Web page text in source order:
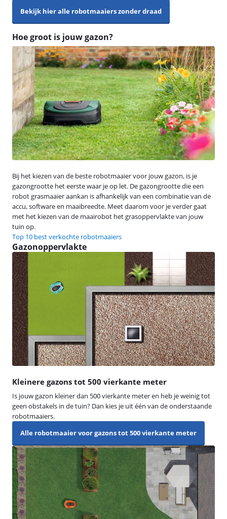
Bekijk hier alle robotmaaiers zonder draad
Hoe groot is jouw gazon?
Bij het kiezen van de beste robotmaaier voor jouw gazon, is je
gazongrootte het eerste waar je op let. De gazongrootte die een
robot grasmaaier aankan is afhankelijk van een combinatie van de
accu, software en maaibreedte. Meet daarom voor je verder gaat
met het kiezen van de maairobot het grasoppervlakte van jouw
tuin op.
Top 10 best verkochte robotmaaiers
Gazonoppervlakte
Kleinere gazons tot 500 vierkante meter
Is jouw gazon kleiner dan 500 vierkante meter en heb je weinig tot
geen obstakels in de tuin? Dan kies je uit één van de onderstaande
robotmaaiers.
Alle robotmaaier voor gazons tot 500 vierkante meter